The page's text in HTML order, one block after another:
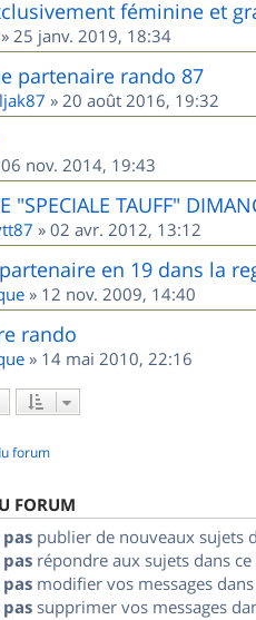
féminine et
» 25 janv. 2019, 18:34
partenaire rando 87
» 20 août 2016, 19:32
06 nov. 2014, 19:43
"SPECIALE TAUFF"
» 02 avr. 2012, 13:12
en 19 dans la
» 12 nov. 2009, 14:40
rando
» 14 mai 2010, 22:16
forum
FORUM
publier de nouveaux sujets
répondre aux sujets dans
modifier vos messages
supprimer vos messages